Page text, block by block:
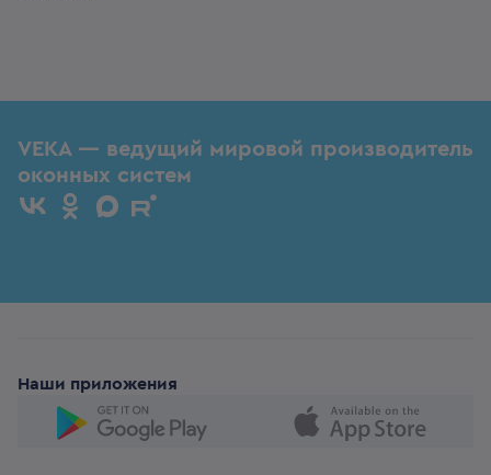
VEKA — ведущий мировой производитель
оконных систем
Наши приложения